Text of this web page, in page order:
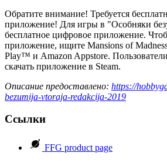
Обратите внимание! Требуется
приложение! Для игры в "Особняки
бесплатное цифровое приложение.
приложение, ищите Mansions of
Play™ и Amazon Appstore.
скачать приложение в Steam.
Описание предоставлено: https://
bezumija-vtoraja-redakcija-2019
Ссылки
FFG product page